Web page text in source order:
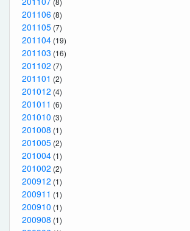
201106 (8)
201105 (7)
201104 (19)
201103 (16)
201102 (7)
201101 (2)
201012 (4)
201011 (6)
201010 (3)
201008 (1)
201005 (2)
201004 (1)
201002 (2)
200912 (1)
200911 (1)
200910 (1)
200908 (1)